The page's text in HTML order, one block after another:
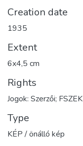
Creation date
1935
Extent
6x4,5 cm
Rights
Jogok: Szerzői; FSZEK
Type
KÉP / önálló kép